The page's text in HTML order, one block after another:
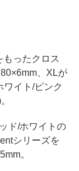
ったクロス
、XLが
イト/ピンク
ド/ホワイトの
シリーズを
。